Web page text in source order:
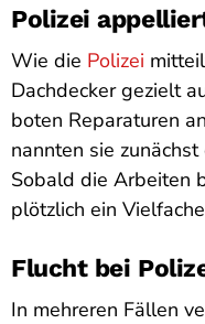
Polizei
Wie die Polizei
Dachdecker gezielt
boten Reparaturen
nannten sie
Sobald die Arbeiten
plötzlich ein
Flucht bei
In mehreren Fällen